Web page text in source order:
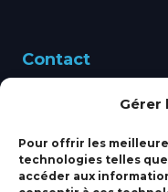
Gérer
Pour offrir les
technologies telles
accéder aux
Contact
460 Avenue